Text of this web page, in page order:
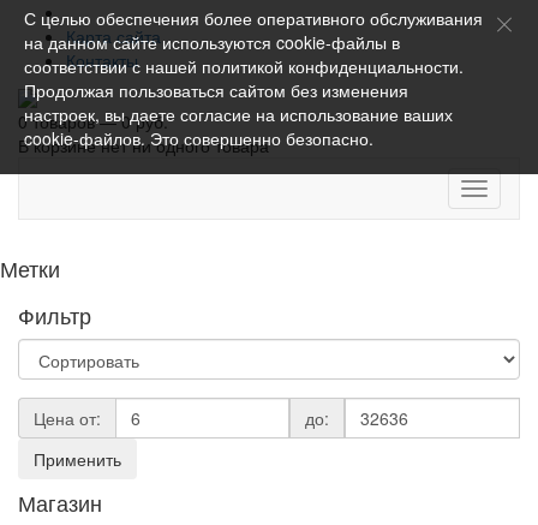
Карта сайта
Контакты
0 товаров — 0 руб.
В корзине нет ни одного товара
Toggle
Метки
Фильтр
Цена от:
до:
Применить
Магазин
С целью обеспечения более оперативного обслуживания
на данном сайте используются cookie-файлы в
соответствии с нашей политикой конфиденциальности.
Продолжая пользоваться сайтом без изменения
настроек, вы даете согласие на использование ваших
cookie-файлов. Это совершенно безопасно.